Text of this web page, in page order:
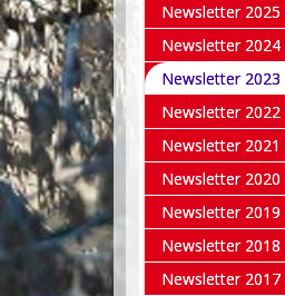
Newsletter 2025
Newsletter 2024
Newsletter 2023
Newsletter 2022
Newsletter 2021
Newsletter 2020
Newsletter 2019
Newsletter 2018
Newsletter 2017